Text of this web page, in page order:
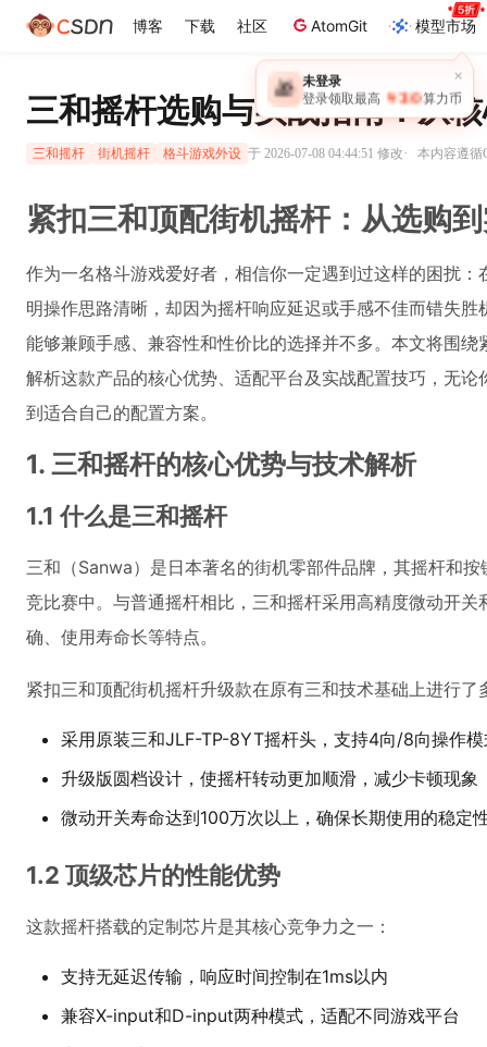
博客 下载 社区 AtomGit 模型市场
×
🎁 未登录
登录领取最高 ￥30 算力币
三和摇杆选购与实战指南：从
三和摇杆 街机摇杆 格斗游戏外设 于 2026-07-08 04:44:51 修改· 本内容遵循
紧扣三和顶配街机摇杆：从选购
作为一名格斗游戏爱好者，相信你一定遇到过这样的困扰
明操作思路清晰，却因为摇杆响应延迟或手感不佳而错失
能够兼顾手感、兼容性和性价比的选择并不多。本文将围
解析这款产品的核心优势、适配平台及实战配置技巧，无
到适合自己的配置方案。
1. 三和摇杆的核心优势与技术解析
1.1 什么是三和摇杆
三和（Sanwa）是日本著名的街机零部件品牌，其摇杆和
竞比赛中。与普通摇杆相比，三和摇杆采用高精度微动开
确、使用寿命长等特点。
紧扣三和顶配街机摇杆升级款在原有三和技术基础上进行了
采用原装三和JLF-TP-8YT摇杆头，支持4向/8向操作
升级版圆档设计，使摇杆转动更加顺滑，减少卡顿现象
微动开关寿命达到100万次以上，确保长期使用的稳定
1.2 顶级芯片的性能优势
这款摇杆搭载的定制芯片是其核心竞争力之一：
支持无延迟传输，响应时间控制在1ms以内
兼容X-input和D-input两种模式，适配不同游戏平台